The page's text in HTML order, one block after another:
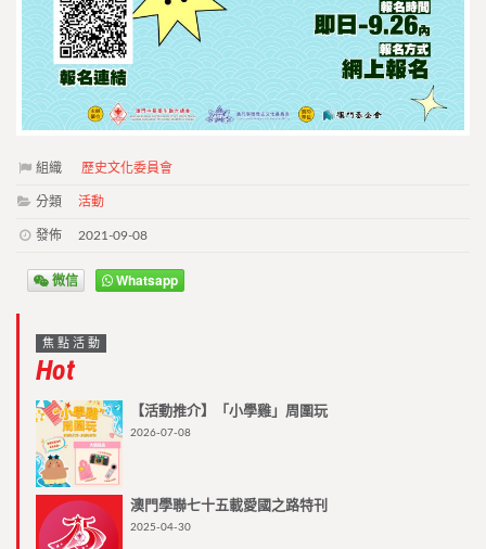
組織 歷史文化委員會
分類 活動
發佈 2021-09-08
微信 Whatsapp
焦點活動
Hot
【活動推介】「小學雞」周圍玩
2026-07-08
澳門學聯七十五載愛國之路特刊
2025-04-30